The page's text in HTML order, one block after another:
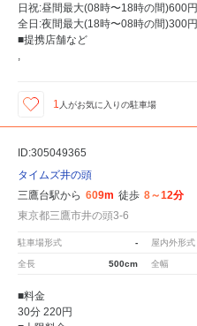
日祝:昼間最大(08時〜18時の間)600円
全日:夜間最大(18時〜08時の間)300円
■提携店舗など
,
1 人がお気に入りの駐車場
ID:305049365
タイムズ井の頭
三鷹台駅から 609m 徒歩 8～12分
東京都三鷹市井の頭3-6
駐車場形式 - 屋内外形式
全長 500cm 全幅
■料金
30分 220円